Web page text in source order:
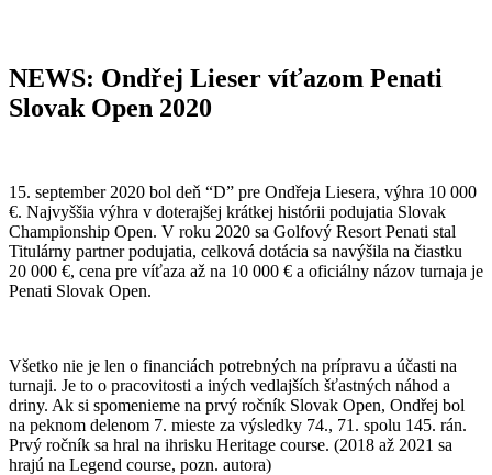
NEWS: Ondřej Lieser víťazom Penati
Slovak Open 2020
15. september 2020 bol deň “D” pre Ondřeja Liesera, výhra 10 000
€. Najvyššia výhra v doterajšej krátkej histórii podujatia Slovak
Championship Open. V roku 2020 sa Golfový Resort Penati stal
Titulárny partner podujatia, celková dotácia sa navýšila na čiastku
20 000 €, cena pre víťaza až na 10 000 € a oficiálny názov turnaja je
Penati Slovak Open.
Všetko nie je len o financiách potrebných na prípravu a účasti na
turnaji. Je to o pracovitosti a iných vedlajších šťastných náhod a
driny. Ak si spomenieme na prvý ročník Slovak Open, Ondřej bol
na peknom delenom 7. mieste za výsledky 74., 71. spolu 145. rán.
Prvý ročník sa hral na ihrisku Heritage course. (2018 až 2021 sa
hrajú na Legend course, pozn. autora)